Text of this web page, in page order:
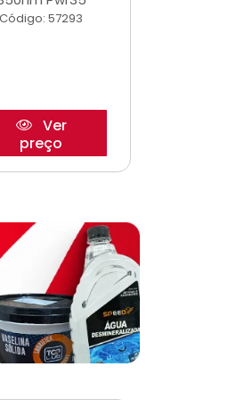
Código: 57293
Ver
preço